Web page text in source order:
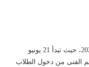
2026، حيث تبدأ 21 يونيو
الفنى من دخول الطلاب